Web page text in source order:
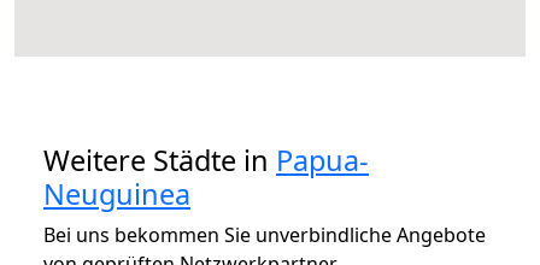
Weitere Städte in Papua-
Neuguinea
Bei uns bekommen Sie unverbindliche Angebote